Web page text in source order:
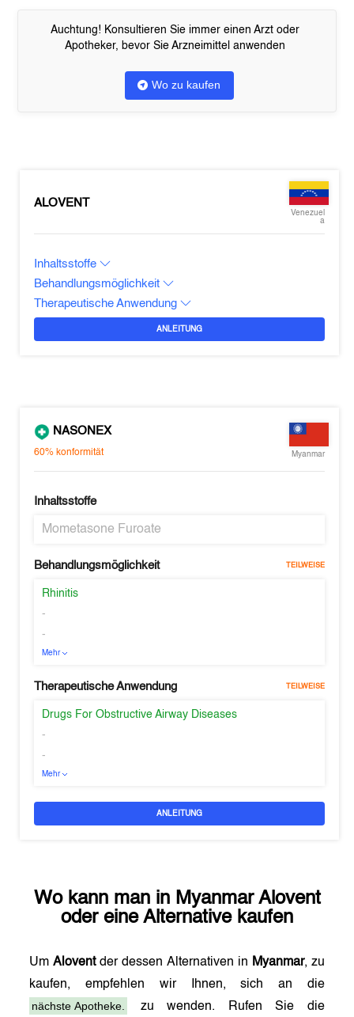
Auchtung! Konsultieren Sie immer einen Arzt oder
Apotheker, bevor Sie Arzneimittel anwenden
Wo zu kaufen
ALOVENT
Venezuel
a
Inhaltsstoffe
Behandlungsmöglichkeit
Therapeutische Anwendung
ANLEITUNG
NASONEX
60% konformität Myanmar
Inhaltsstoffe
Mometasone Furoate
Behandlungsmöglichkeit TEILWEISE
Rhinitis
-
-
Mehr
Therapeutische Anwendung TEILWEISE
Drugs For Obstructive Airway Diseases
-
-
Mehr
ANLEITUNG
Wo kann man in Myanmar Alovent
oder eine Alternative kaufen
UmAloventder dessen Alternativen in Myanmar, zu
kaufen, empfehlen wir Ihnen, sich an die
nächste Apotheke.
zu wenden. Rufen Sie die